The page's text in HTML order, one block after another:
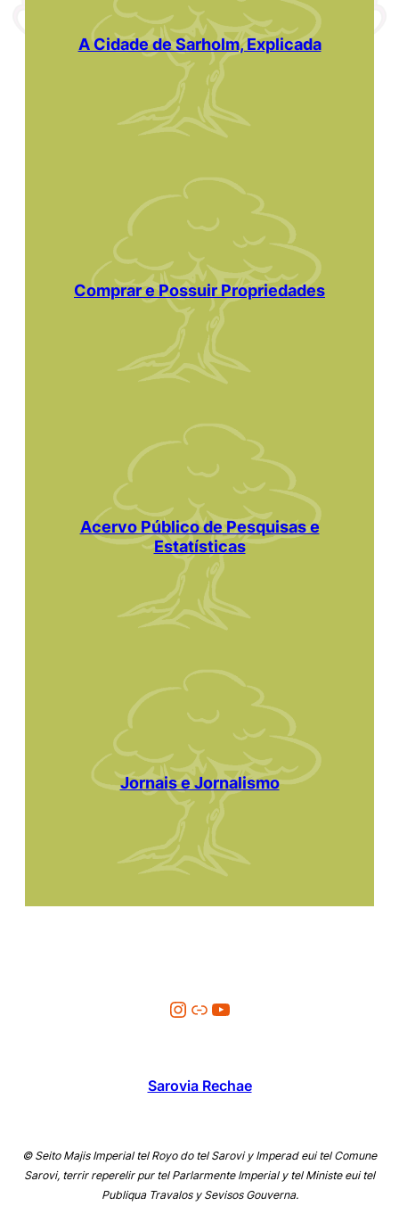
A Cidade de Sarholm, Explicada
Comprar e Possuir Propriedades
Acervo Público de Pesquisas e
Estatísticas
Jornais e Jornalismo
Instagram Link Youtube
Sarovia Rechae
© Seito Majis Imperial tel Royo do tel Sarovi y Imperad eui tel Comune
Sarovi, terrir reperelir pur tel Parlarmente Imperial y tel Ministe eui tel
Publiqua Travalos y Sevisos Gouverna.